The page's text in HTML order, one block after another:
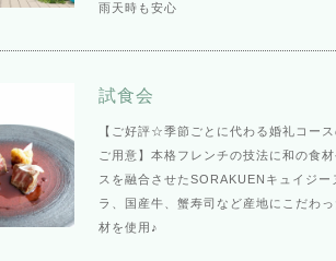
雨天時も安心
試食会
【ご好評☆季節ごとに代わる婚礼コー
ご用意】本格フレンチの技法に和の食
スを融合させたSORAKUENキュイジー
ラ、国産牛、蟹寿司など産地にこだわ
材を使用♪